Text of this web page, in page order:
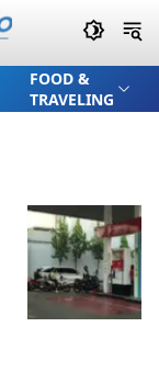
FOOD &
TRAVELING